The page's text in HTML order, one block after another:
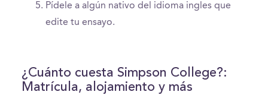
Pídele a algún nativo del idioma ingles que
edite tu ensayo.
¿Cuánto cuesta Simpson College?:
Matrícula, alojamiento y más